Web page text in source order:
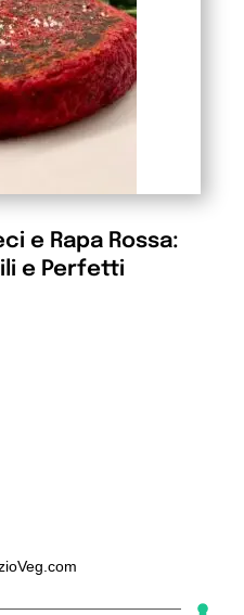
e Rapa Rossa:
e Perfetti